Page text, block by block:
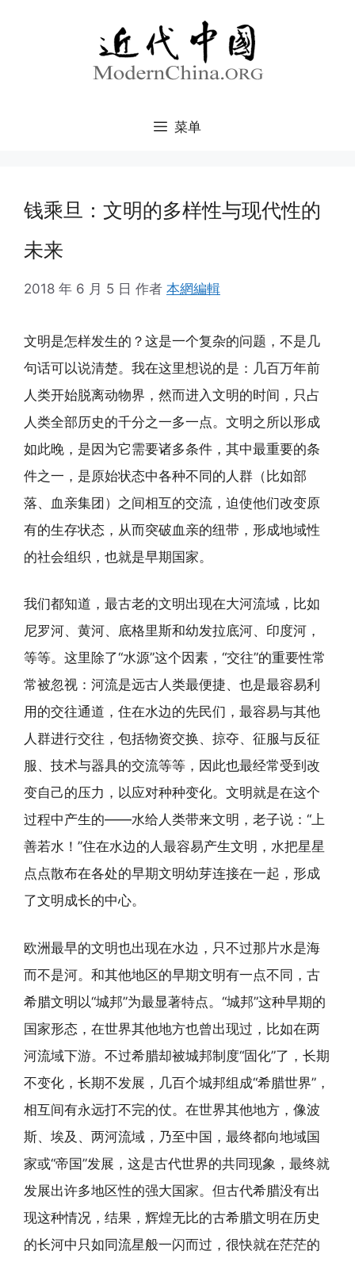
菜单
钱乘旦：文明的多样性与现代性的
未来
2018 年 6 月 5 日 作者 本網編輯
文明是怎样发生的？这是一个复杂的问题，不是几
句话可以说清楚。我在这里想说的是：几百万年前
人类开始脱离动物界，然而进入文明的时间，只占
人类全部历史的千分之一多一点。文明之所以形成
如此晚，是因为它需要诸多条件，其中最重要的条
件之一，是原始状态中各种不同的人群（比如部
落、血亲集团）之间相互的交流，迫使他们改变原
有的生存状态，从而突破血亲的纽带，形成地域性
的社会组织，也就是早期国家。
我们都知道，最古老的文明出现在大河流域，比如
尼罗河、黄河、底格里斯和幼发拉底河、印度河，
等等。这里除了“水源”这个因素，“交往”的重要性常
常被忽视：河流是远古人类最便捷、也是最容易利
用的交往通道，住在水边的先民们，最容易与其他
人群进行交往，包括物资交换、掠夺、征服与反征
服、技术与器具的交流等等，因此也最经常受到改
变自己的压力，以应对种种变化。文明就是在这个
过程中产生的——水给人类带来文明，老子说：“上
善若水！”住在水边的人最容易产生文明，水把星星
点点散布在各处的早期文明幼芽连接在一起，形成
了文明成长的中心。
欧洲最早的文明也出现在水边，只不过那片水是海
而不是河。和其他地区的早期文明有一点不同，古
希腊文明以“城邦”为最显著特点。“城邦”这种早期的
国家形态，在世界其他地方也曾出现过，比如在两
河流域下游。不过希腊却被城邦制度“固化”了，长期
不变化，长期不发展，几百个城邦组成“希腊世界”，
相互间有永远打不完的仗。在世界其他地方，像波
斯、埃及、两河流域，乃至中国，最终都向地域国
家或“帝国”发展，这是古代世界的共同现象，最终就
发展出许多地区性的强大国家。但古代希腊没有出
现这种情况，结果，辉煌无比的古希腊文明在历史
的长河中只如同流星般一闪而过，很快就在茫茫的